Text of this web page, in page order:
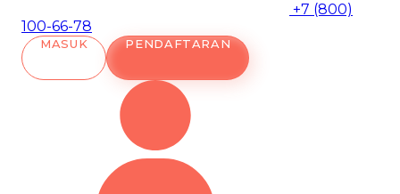
+7 (800)
100-66-78
MASUK PENDAFTARAN